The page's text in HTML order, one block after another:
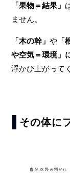
「果物＝結果」
ません。
「木の幹」や 「
や空気＝環境」
浮かび上がって
その体に